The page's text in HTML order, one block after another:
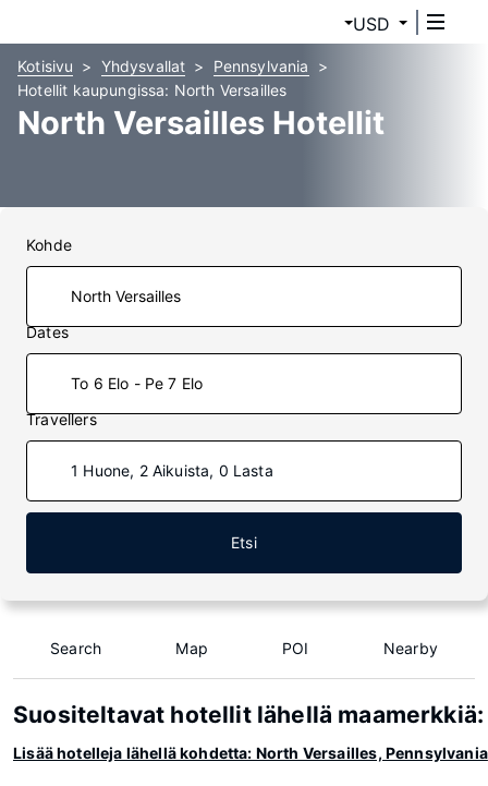
USD
Kotisivu Yhdysvallat
Pennsylvania
Hotellit kaupungissa: North Versailles
North Versailles Hotellit
Kohde
Dates
To 6 Elo - Pe 7 Elo
Travellers
1 Huone, 2 Aikuista, 0 Lasta
Etsi
Search Map POI Nearby
Suositeltavat hotellit lähellä
Lisää hotelleja lähellä kohdetta: North Versailles, Pennsylvania